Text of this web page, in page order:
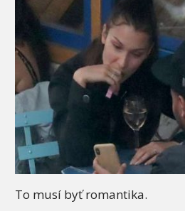
To musí byť romantika.